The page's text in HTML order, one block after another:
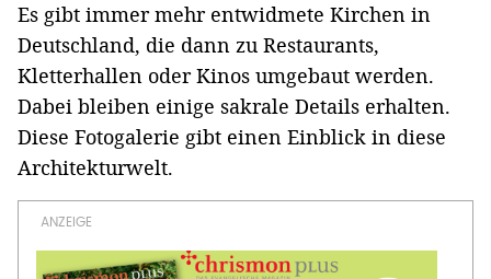
Es gibt immer mehr entwidmete Kirchen in
Deutschland, die dann zu Restaurants,
Kletterhallen oder Kinos umgebaut werden.
Dabei bleiben einige sakrale Details erhalten.
Diese Fotogalerie gibt einen Einblick in diese
Architekturwelt.